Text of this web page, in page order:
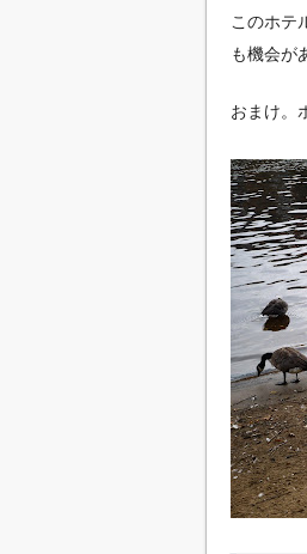
このホテ
も機会が
おまけ。